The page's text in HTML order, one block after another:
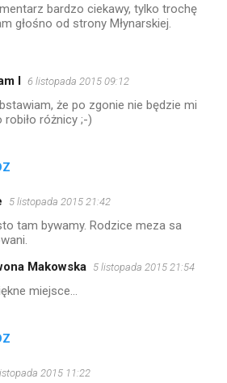
bardzo ciekawy, tylko trochę
głośno od strony Młynarskiej.
I 6 listopada 2015 09:12
że po zgonie nie będzie mi
robiło różnicy ;-)
5 listopada 2015 21:42
tam bywamy. Rodzice meza sa
Makowska 5 listopada 2015 21:54
miejsce...
2015 11:22